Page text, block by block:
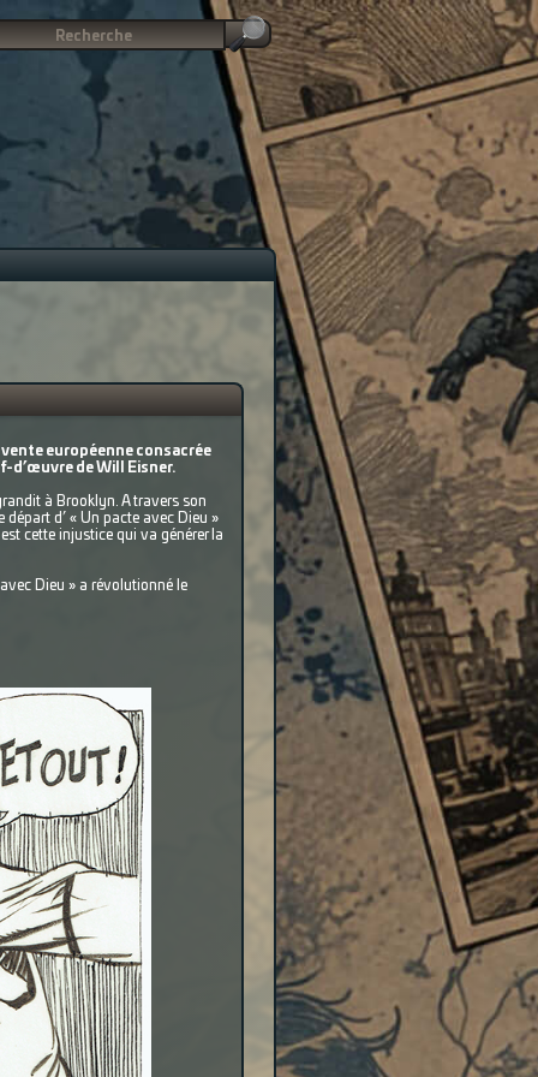
européenne consacrée
d’œuvre de Will Eisner.
à Brooklyn. A travers son
d’ « Un pacte avec Dieu »
cette injustice qui va générer la
Dieu » a révolutionné le